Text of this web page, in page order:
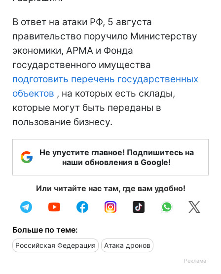
В ответ на атаки РФ, 5 августа
правительство поручило Министерству
экономики, АРМА и Фонда
государственного имущества
подготовить перечень государственных
объектов , на которых есть склады,
которые могут быть переданы в
пользование бизнесу.
Не упустите главное! Подпишитесь на
наши обновления в Google!
Или читайте нас там, где вам удобно!
Больше по теме:
Российская Федерация Атака дронов